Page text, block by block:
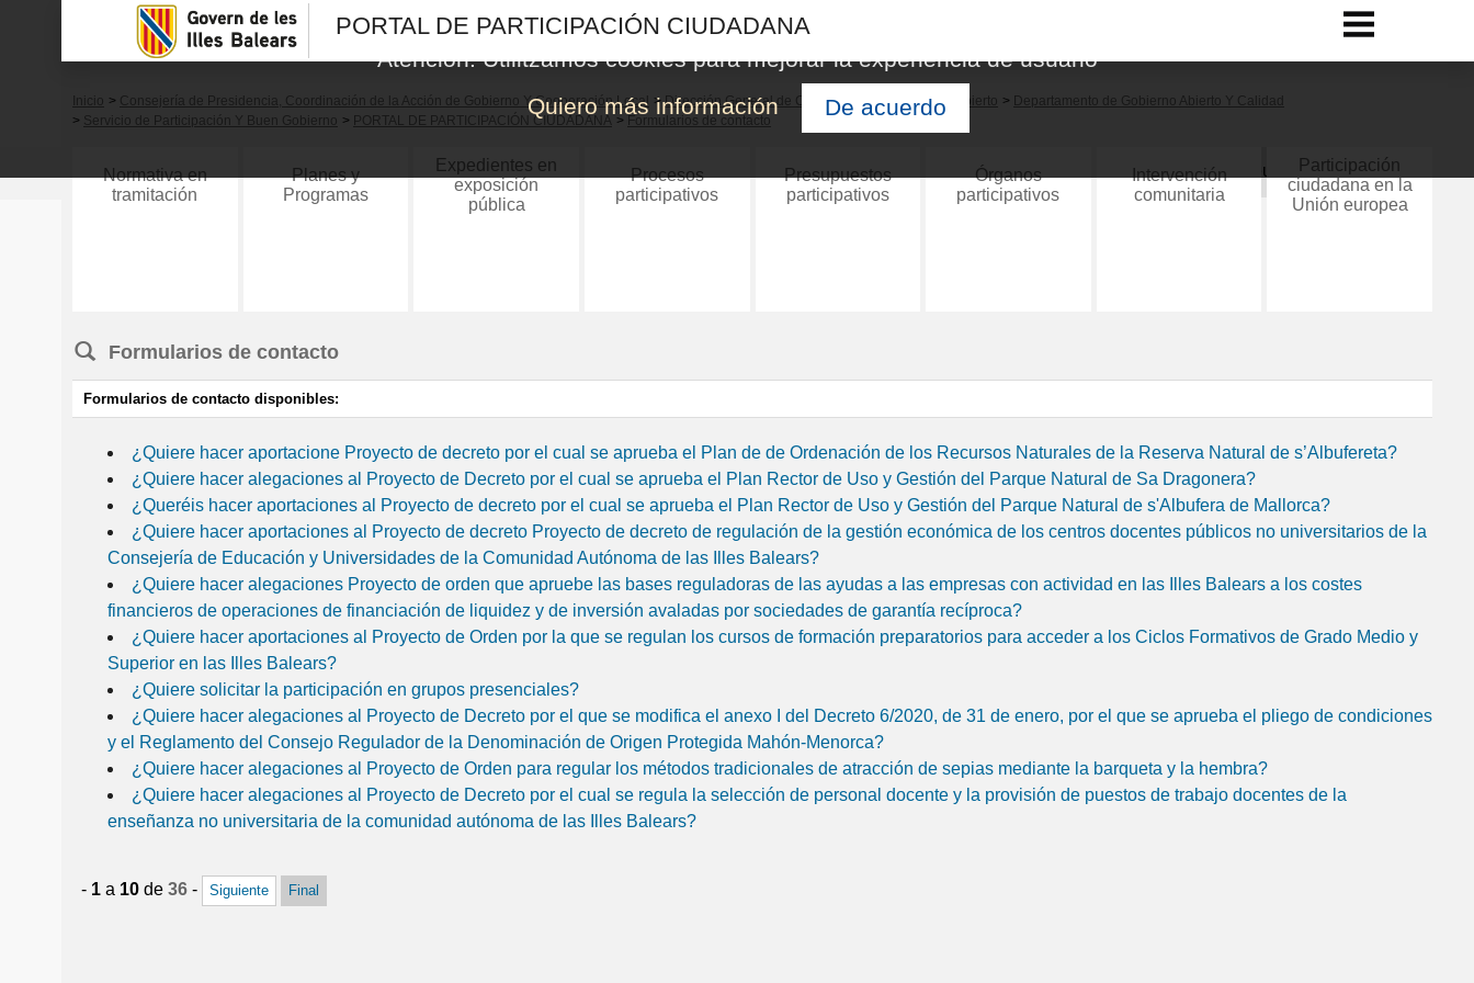
Atención. Utilitzamos cookies para mejorar la experiencia de usuario
Quiero más información
De acuerdo
PORTAL DE PARTICIPACIÓN CIUDADANA
Inicio > Consejería de Presidencia, Coordinación de la Acción de Gobierno Y Cooperación Local >Dirección General de Comunicación Y Gobierno Abierto > Departamento de Gobierno Abierto Y Calidad
> Servicio de Participación Y Buen Gobierno > PORTAL DE PARTICIPACIÓN CIUDADANA > Formularios de contacto
Normativa en
tramitación
Planes y
Programas
Expedientes en
exposición
pública
Procesos
participativos
Presupuestos
participativos
Órganos
participativos
Intervención
comunitaria
Participación
ciudadana en la
Unión europea
Formularios de contacto
Formularios de contacto disponibles:
¿Quiere hacer aportacione Proyecto de decreto por el cual se aprueba el Plan de de Ordenación de los Recursos Naturales de la Reserva Natural de s’Albufereta?
¿Quiere hacer alegaciones al Proyecto de Decreto por el cual se aprueba el Plan Rector de Uso y Gestión del Parque Natural de Sa Dragonera?
¿Queréis hacer aportaciones al Proyecto de decreto por el cual se aprueba el Plan Rector de Uso y Gestión del Parque Natural de s'Albufera de Mallorca?
¿Quiere hacer aportaciones al Proyecto de decreto Proyecto de decreto de regulación de la gestión económica de los centros docentes públicos no universitarios de la
Consejería de Educación y Universidades de la Comunidad Autónoma de las Illes Balears?
¿Quiere hacer alegaciones Proyecto de orden que apruebe las bases reguladoras de las ayudas a las empresas con actividad en las Illes Balears a los costes
financieros de operaciones de financiación de liquidez y de inversión avaladas por sociedades de garantía recíproca?
¿Quiere hacer aportaciones al Proyecto de Orden por la que se regulan los cursos de formación preparatorios para acceder a los Ciclos Formativos de Grado Medio y
Superior en las Illes Balears?
¿Quiere solicitar la participación en grupos presenciales?
¿Quiere hacer alegaciones al Proyecto de Decreto por el que se modifica el anexo I del Decreto 6/2020, de 31 de enero, por el que se aprueba el pliego de condiciones
y el Reglamento del Consejo Regulador de la Denominación de Origen Protegida Mahón-Menorca?
¿Quiere hacer alegaciones al Proyecto de Orden para regular los métodos tradicionales de atracción de sepias mediante la barqueta y la hembra?
¿Quiere hacer alegaciones al Proyecto de Decreto por el cual se regula la selección de personal docente y la provisión de puestos de trabajo docentes de la
enseñanza no universitaria de la comunidad autónoma de las Illes Balears?
- 1 a 10 de 36 - Siguiente Final